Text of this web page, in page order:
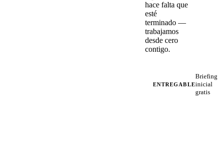
hace falta que
esté
terminado —
trabajamos
desde cero
contigo.
ENTREGABLE
Briefing
inicial
gratis